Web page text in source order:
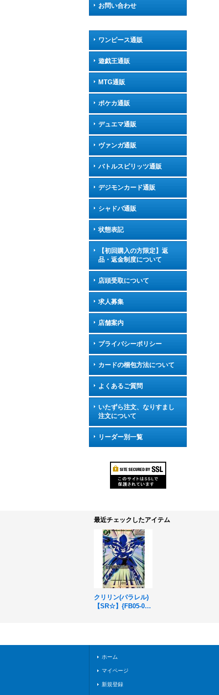
お問い合わせ
ワンピース通販
遊戯王通販
MTG通販
ポケカ通販
デュエマ通販
ヴァンガ通販
バトルスピリッツ通販
デジモンカード通販
シャドバ通販
状態表記
【初回購入の方限定】返
品・返金制度について
店頭受取について
求人募集
店舗案内
プライバシーポリシー
カードの梱包方法について
よくあるご質問
いたずら注文、なりすまし
注文について
リーダー別一覧
最近チェックしたアイテム
クリリン(パラレル)
【SR☆】{FB05-05
ホーム
マイページ
新規登録